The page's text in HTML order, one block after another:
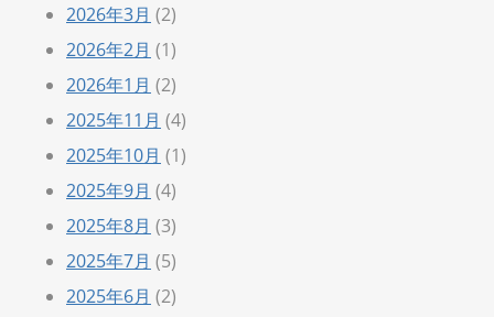
2026年3月 (2)
2026年2月 (1)
2026年1月 (2)
2025年11月 (4)
2025年10月 (1)
2025年9月 (4)
2025年8月 (3)
2025年7月 (5)
2025年6月 (2)